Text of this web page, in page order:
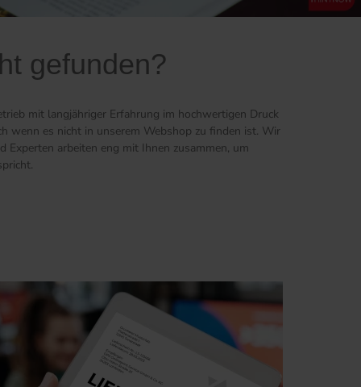
gefunden?
mit langjähriger Erfahrung im hochwertigen Druck
wenn es nicht in unserem Webshop zu finden ist. Wir
arbeiten eng mit Ihnen zusammen, um